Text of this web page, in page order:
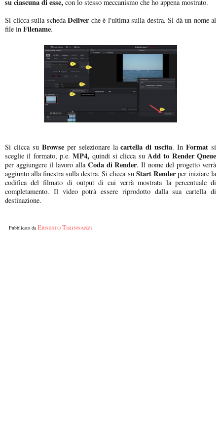
con lo stesso meccanismo che ho appena mostrato.
Si clicca sulla schedaDeliverche è l'ultima sulla destra. Si dà un nome al
file in Filename.
Si clicca su Browseper selezionare lacartella di uscita. InFormat si
sceglie il formato, p.e. MP4, quindi si clicca su Add to Render Queue
per aggiungere il lavoro allaCoda di Render. Il nome del progetto verrà
aggiunto alla finestra sulla destra. Si clicca su Start Renderper iniziare la
codifica del filmato di output di cui verrà mostrata la percentuale di
completamento. Il video potrà essere riprodotto dalla sua cartella di
destinazione.
Pubblicato da Ernesto Tirinnanzi